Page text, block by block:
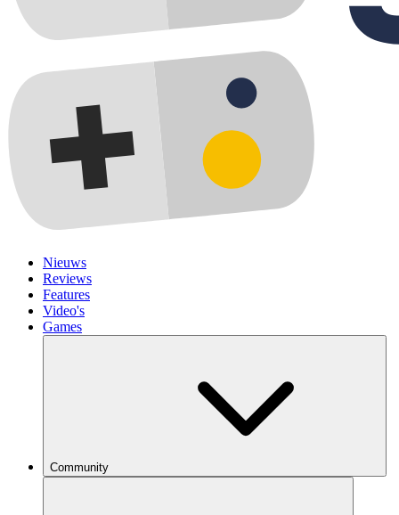
Nieuws
Reviews
Features
Video's
Games
Community